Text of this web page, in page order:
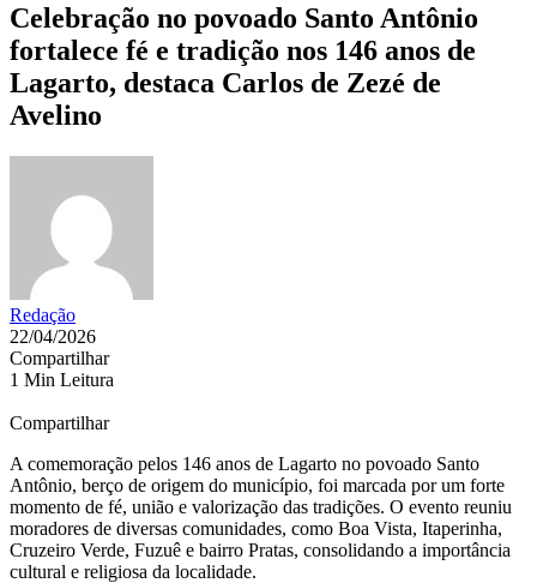
Celebração no povoado Santo Antônio
fortalece fé e tradição nos 146 anos de
Lagarto, destaca Carlos de Zezé de
Avelino
Redação
22/04/2026
Compartilhar
1 Min Leitura
Compartilhar
A comemoração pelos 146 anos de Lagarto no povoado Santo
Antônio, berço de origem do município, foi marcada por um forte
momento de fé, união e valorização das tradições. O evento reuniu
moradores de diversas comunidades, como Boa Vista, Itaperinha,
Cruzeiro Verde, Fuzuê e bairro Pratas, consolidando a importância
cultural e religiosa da localidade.